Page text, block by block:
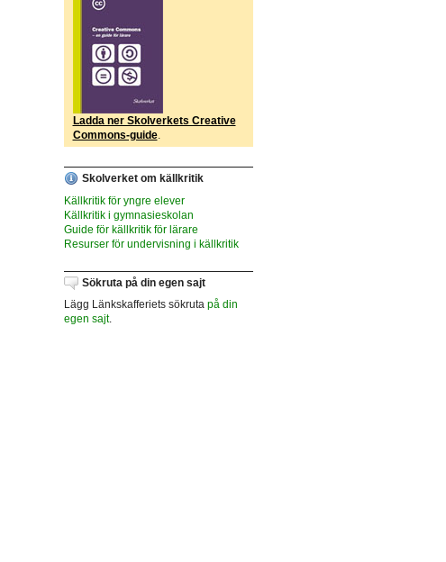
Ladda ner Skolverkets Creative
Commons-guide.
Skolverket om källkritik
Källkritik för yngre elever
Källkritik i gymnasieskolan
Guide för källkritik för lärare
Resurser för undervisning i källkritik
Sökruta på din egen sajt
Lägg Länkskafferiets sökruta på din
egen sajt.